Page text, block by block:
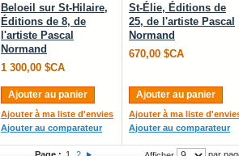
Beloeil sur St-Hilaire,
Éditions de 8, de
l'artiste Pascal
Normand
1 300,00 $CA
Ajouter au panier
Ajouter à ma liste d'envies
Ajouter au comparateur
St-Élie, Éditions de
25, de l'artiste Pascal
Normand
670,00 $CA
Ajouter au panier
Ajouter à ma liste
Ajouter au comparateur